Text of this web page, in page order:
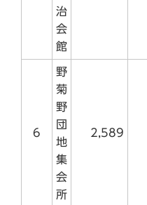
治
会
館
6
野
菊
野
団
地
集
会
所
2,589